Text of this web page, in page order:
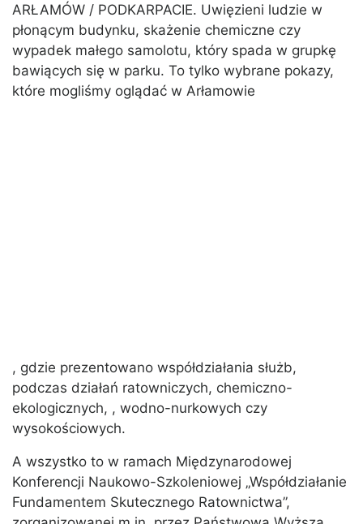
ARŁAMÓW / PODKARPACIE. Uwięzieni ludzie w
płonącym budynku, skażenie chemiczne czy
wypadek małego samolotu, który spada w grupkę
bawiących się w parku. To tylko wybrane pokazy,
które mogliśmy oglądać w Arłamowie
, gdzie prezentowano współdziałania służb,
podczas działań ratowniczych, chemiczno-
ekologicznych, , wodno-nurkowych czy
wysokościowych.
A wszystko to w ramach Międzynarodowej
Konferencji Naukowo-Szkoleniowej „Współdziałanie
Fundamentem Skutecznego Ratownictwa”,